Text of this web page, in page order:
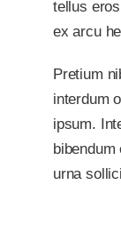
tellus
ex arcu
Pretium
interdum
ipsum.
urna